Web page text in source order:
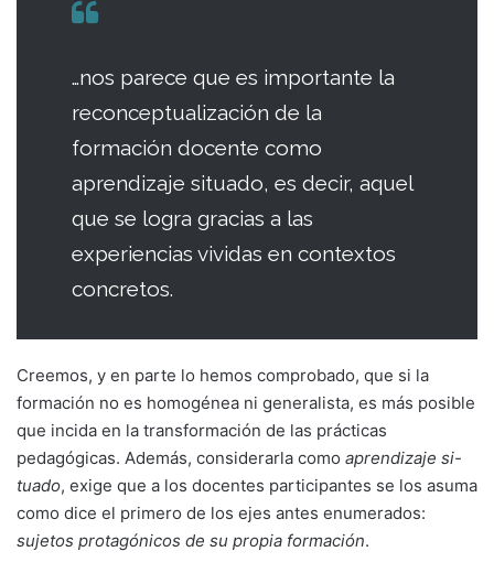
…nos parece que es importante la
reconceptualización de la
formación docente como
aprendizaje situado, es decir, aquel
que se logra gracias a las
experiencias vividas en contextos
concretos.
Creemos, y en parte lo hemos comprobado, que si la
formación no es homogénea ni generalista, es más posible
que incida en la transformación de las prácticas
pedagógicas. Además, considerarla como aprendizaje si-
tuado, exige que a los docentes participantes se los asuma
como dice el primero de los ejes antes enumerados:
sujetos protagónicos de su propia formación.